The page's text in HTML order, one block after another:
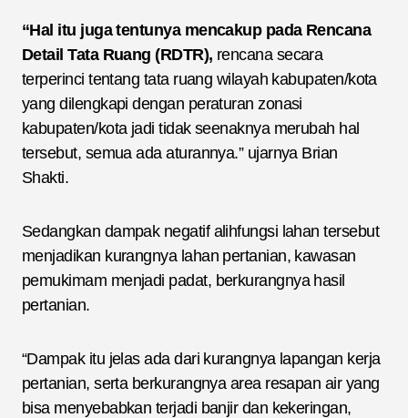
“Hal itu juga tentunya mencakup pada Rencana
Detail Tata Ruang (RDTR), rencana secara
terperinci tentang tata ruang wilayah kabupaten/kota
yang dilengkapi dengan peraturan zonasi
kabupaten/kota jadi tidak seenaknya merubah hal
tersebut, semua ada aturannya.” ujarnya Brian
Shakti.
Sedangkan dampak negatif alihfungsi lahan tersebut
menjadikan kurangnya lahan pertanian, kawasan
pemukimam menjadi padat, berkurangnya hasil
pertanian.
“Dampak itu jelas ada dari kurangnya lapangan kerja
pertanian, serta berkurangnya area resapan air yang
bisa menyebabkan terjadi banjir dan kekeringan,